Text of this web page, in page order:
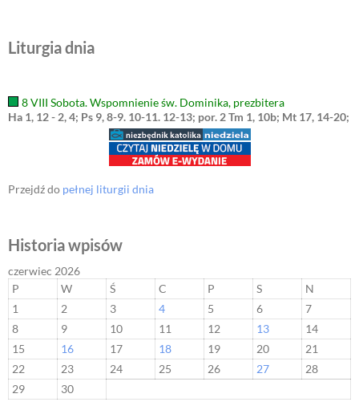
Liturgia dnia
8 VIII Sobota. Wspomnienie św. Dominika, prezbitera
Ha 1, 12 - 2, 4; Ps 9, 8-9. 10-11. 12-13; por. 2 Tm 1, 10b; Mt 17, 14-20;
Przejdź do pełnej liturgii dnia
Historia wpisów
czerwiec 2026
P
W Ś C P S
N
1
2 3 4 5 6
7
8
9 10 11 12 13
14
15
16 17 18 19 20
21
22
23 24 25 26 27
28
29
30